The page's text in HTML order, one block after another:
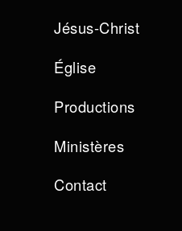
Jésus-Christ
Église
Productions
Ministères
Contact